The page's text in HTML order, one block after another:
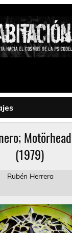
Doom, Sludge,
(1979)
Rubén Herrera